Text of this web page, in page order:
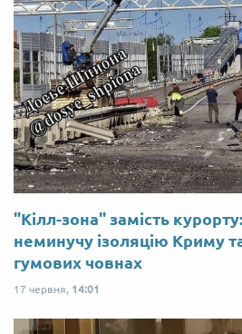
"Кілл-зона" замість
неминучу ізоляцію Криму
гумових човнах
17 червня, 14:01